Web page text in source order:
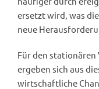
ersetzt wird, was
neue
Für den stationären
ergeben sich aus
wirtschaftliche